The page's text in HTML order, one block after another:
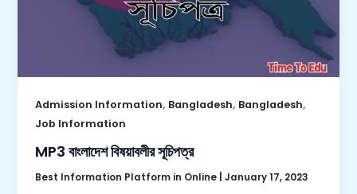
Admission Information, Bangladesh, Bangladesh,
Job Information
MP3 বাংলাদেশ বিষয়াবলীর সূচিপত্র
Best Information Platform in Online |January 17, 2023